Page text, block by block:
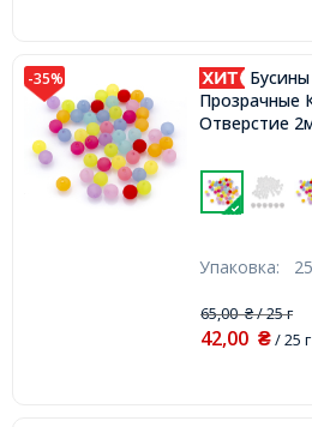
-35%
Бусины Акриловые Матовые
Прозрачные
Отверстие
Упаковка:
65,00₴/ 25 г
42,00 ₴/ 25 г